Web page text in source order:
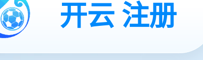
开云 注册